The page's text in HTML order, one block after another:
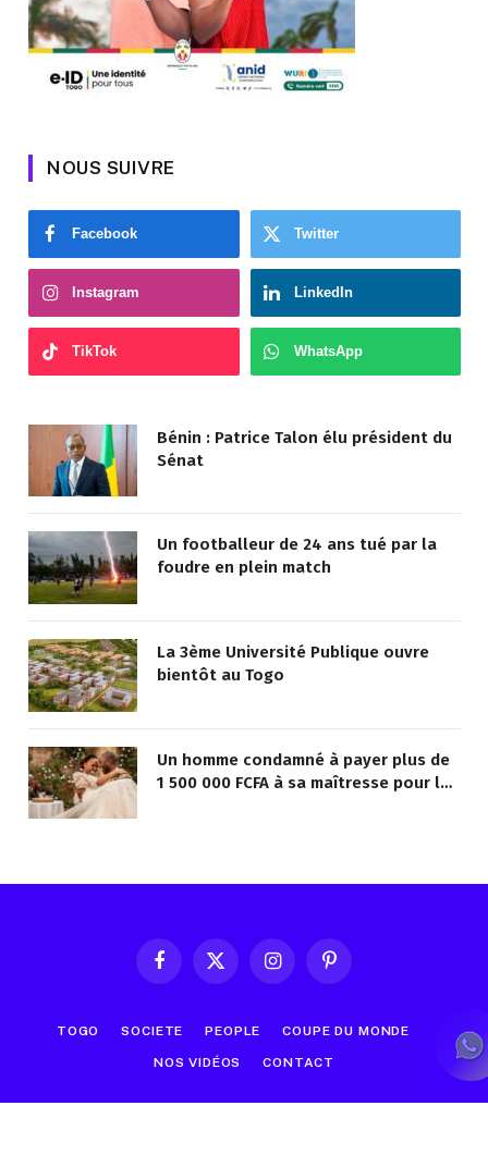
NOUS SUIVRE
Facebook Twitter
Instagram LinkedIn
TikTok WhatsApp
Bénin : Patrice Talon élu président du
Sénat
Un footballeur de 24 ans tué par la
foudre en plein match
La 3ème Université Publique ouvre
bientôt au Togo
Un homme condamné à payer plus de
1 500 000 FCFA à sa maîtresse pour lui
FacebookX
InstagramPinterest
TOGO SOCIETE PEOPLE COUPE DU MONDE
NOS VIDÉOS CONTACT